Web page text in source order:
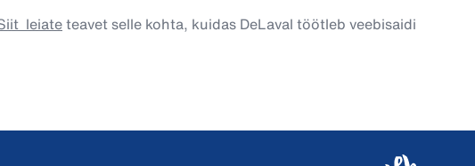
leiateteavet selle kohta, kuidas DeLaval töötleb veebisaidi